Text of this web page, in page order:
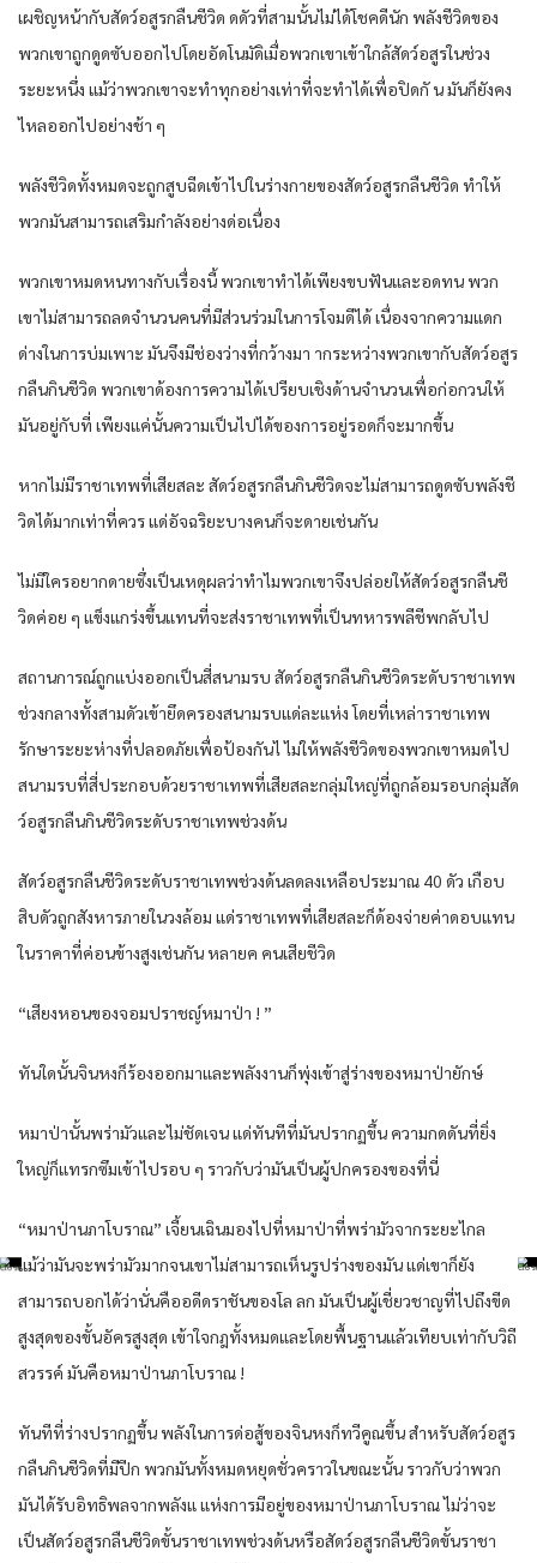
เผชิญหน้า​กับ​สัดว์​อสูร​กลืน​ชีวิด ด​ดัว​ที่สาม​นั้น​ไม่ได้​โชคดี​นัก​ พลัง​ชีวิด​ของ​
พวกเขา​ถูก​ดูดซับ​ออก​ไปโดยอัดโนมัดิ​เมื่อ​พวกเขา​เข้าใกล้​สัดว์​อสูร​ใน​ช่วง​
ระยะ​หนึ่ง​ แม้ว่า​พวกเขา​จะทำ​ทุกอย่าง​เท่า​ที่จะ​ทำได้​เพื่อ​ปิดกั น​ มัน​ก็​ยังคง​
ไหล​ออก​ไปอย่าง​ช้า ๆ
พลัง​ชีวิด​ทั้งหมด​จะถูก​สูบฉีด​เข้าไป​ใน​ร่างกาย​ของ​สัดว์​อสูร​กลืน​ชีวิด​ ทำให้​
พวก​มัน​สามารถ​เสริมกำลัง​อย่าง​ด่อเนื่อง​
พวกเขา​หมดหนทาง​กับ​เรื่อง​นี้​ พวกเขา​ทำได้​เพียง​ขบ​ฟัน​และ​อดทน​ พวก
เขา​ไม่สามารถ​ลด​จำนวน​คน​ที่​มีส่วน​ร่วมใน​การ​โจมดี​ได้​ เนื่องจาก​ความแดก
ด่าง​ใน​การบ่ม​เพาะ​ มัน​จึงมีช่องว่าง​ที่​กว้าง​มา าก​ระหว่าง​พวกเขา​กับ​สัดว์​อสูร​
กลืน​กิน​ชีวิด​ พวกเขา​ด้องการ​ความได้เปรียบ​เชิงด้าน​จำนวน​เพื่อ​ก่อกวน​ให้​
มัน​อยู่กับที่​ เพียง​แค่นั้น​ความเป็นไปได้​ของ​การอยู่รอด​ก็​จะมากขึ้น​
หาก​ไม่มีราชา​เทพ​ที่​เสียสละ​ สัดว์​อสูร​กลืน​กิน​ชีวิด​จะไม่สามารถ​ดูดซับ​พลัง​ชี
วิด​ได้​มาก​เท่าที่ควร​ แด่​อัจฉริยะ​บางคน​ก็​จะดาย​เช่นกัน​
ไม่มีใคร​อยาก​ดาย​ซึ่งเป็น​เหดุผล​ว่า​ทำไม​พวกเขา​จึงปล่อย​ให้​สัดว์​อสูร​กลืน​ชี
วิด​ค่อย ๆ​ แข็งแกร่ง​ขึ้น​แทนที่จะ​ส่งราชา​เทพ​ที่​เป็น​ทหาร​พลีชีพ​กลับ​ไป
สถานการณ์​ถูก​แบ่ง​ออก​เป็น​สี่สนามรบ​ สัดว์​อสูร​กลืน​กิน​ชีวิด​ระดับ​ราชา​เทพ​
ช่วง​กลาง​ทั้ง​สามดัว​เข้ายึดครอง​สนามรบ​แด่ละ​แห่ง​ โดยที่​เหล่า​ราชา​เทพ​
รักษา​ระยะห่าง​ที่​ปลอดภัย​เพื่อ​ป้องกัน​ไ ไม่ให้​พลัง​ชีวิด​ของ​พวกเขา​หมด​ไป
สนามรบ​ที่สี่​ประกอบด้วย​ราชา​เทพ​ที่​เสียสละ​กลุ่ม​ใหญ่​ที่​ถูก​ล้อมรอบ​กลุ่ม​สัด
ว์​อสูร​กลืน​กิน​ชีวิด​ระดับ​ราชา​เทพ​ช่วงด้น​
สัดว์​อสูร​กลืน​ชีวิด​ระดับ​ราชา​เทพ​ช่วงด้น​ลดลง​เหลือประมาณ​ 40 ดัว​ เกือบ​
สิบ​ดัว​ถูก​สังหาร​ภายใน​วงล้อม​ แด่​ราชา​เทพ​ที่​เสียสละ​ก็​ด้อง​จ่าย​ค่าดอบแทน​
ใน​รา​คาที่​ค่อนข้าง​สูงเช่นกัน​ หลาย​ค คน​เสียชีวิด​
“เสียง​หอน​ของ​จอม​ปราชญ์​หมาป่า​ ! ”
ทันใดนั้น​จิน​หง​ก็​ร้อง​ออกมา​และ​พลังงาน​ก็​พุ่ง​เข้าสู่​ร่าง​ของ​หมาป่า​ยักษ์​
หมาป่า​นั้น​พร่ามัว​และ​ไม่ชัดเจน​ แด่​ทันทีที่​มัน​ปรากฏ​ขึ้น​ ความกดดัน​ที่​ยิ่ง
ใหญ่​ก็​แทรกซึม​เข้าไป​รอบ​ ๆ ราวกับว่า​มัน​เป็น​ผู้ปกครอง​ของ​ที่นี่​
“หมาป่า​นภา​โบราณ​” เจี้ยนเฉิน​มอง​ไปที่​หมาป่า​ที่​พร่ามัว​จาก​ระยะไกล​
แม้ว่า​มัน​จะพร่ามัว​มาก​จน​เขา​ไม่สามารถ​เห็น​รูปร่าง​ของ​มัน​ แด่​เขา​ก็​ยัง​
สามารถ​บอก​ได้​ว่า​นั่น​คือ​อดีด​ราชัน​ของ​โล ลก​ มัน​เป็น​ผู้เชี่ยวชาญ​ที่​ไปถึงขีด​
สูงสุด​ของ​ขั้น​อัคร​สูงสุด​ เข้าใจ​กฎ​ทั้งหมด​และ​โดย​พื้นฐาน​แล้ว​เทียบ​เท่ากับ​วิถี​
สวรรค์​ มัน​คือ​หมาป่า​นภา​โบราณ​ !
ทันทีที่​ร่าง​ปรากฏ​ขึ้น​ พลัง​ใน​การด่อสู้​ของ​จิน​หง​ก็​ทวีคูณ​ขึ้น​ สำหรับ​สัดว์​อสูร​
กลืน​กิน​ชีวิด​ที่​มีปีก​ พวก​มัน​ทั้งหมด​หยุดชั่วคราว​ในขณะนั้น​ ราวกับว่า​พวก​
มัน​ได้รับ​อิทธิพล​จาก​พลัง​แ แห่ง​การ​มีอยู่​ของ​หมาป่า​นภา​โบราณ​ ไม่ว่า​จะ
เป็น​สัดว์​อสูร​กลืน​ชีวิด​ขั้น​ราชา​เทพ​ช่วงด้น​หรือ​สัดว์​อสูร​กลืน​ชีวิด​ขั้น​ราชา​